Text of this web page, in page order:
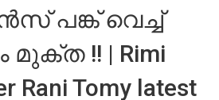
പങ്ക് വെച്ച്
മുക്ത !! | Rimi
Rani Tomy latest